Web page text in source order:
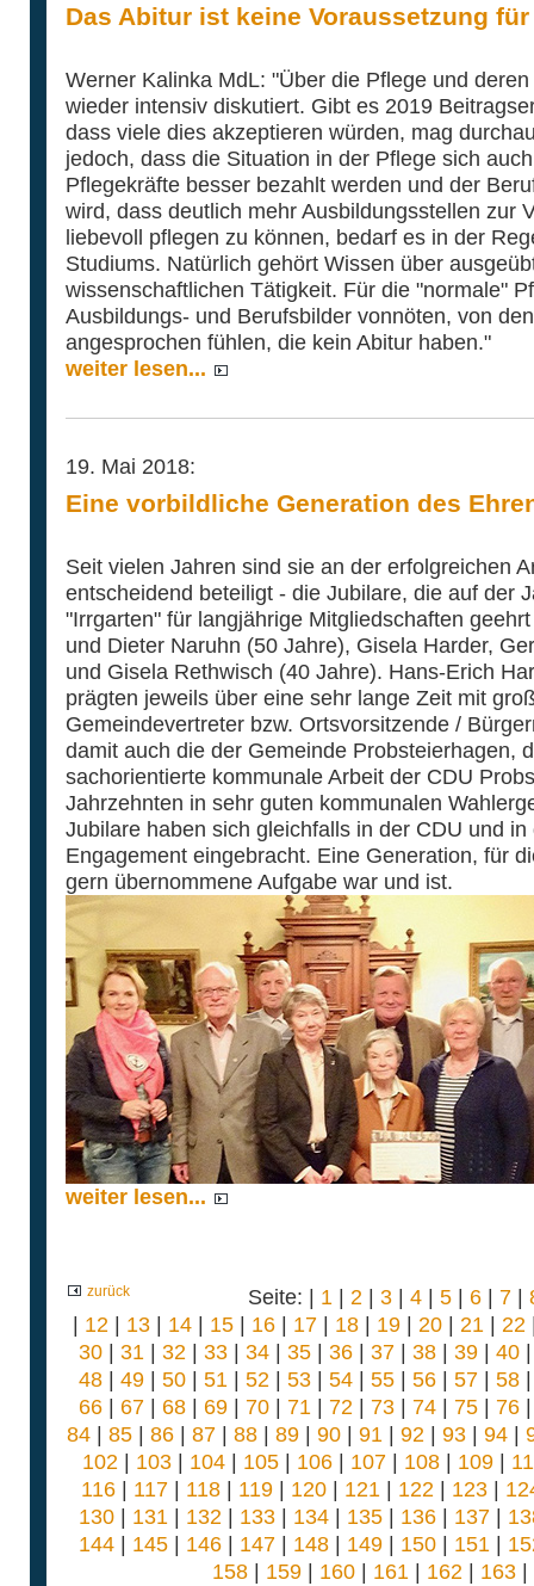
Das Abitur ist keine Voraussetzung
Werner Kalinka MdL: "Über die Pflege und
wieder intensiv diskutiert. Gibt es 2019
dass viele dies akzeptieren würden, mag
jedoch, dass die Situation in der Pflege sich
Pflegekräfte besser bezahlt werden und der
wird, dass deutlich mehr Ausbildungsstellen zur
liebevoll pflegen zu können, bedarf es in der
Studiums. Natürlich gehört Wissen über
wissenschaftlichen Tätigkeit. Für die "normale"
Ausbildungs- und Berufsbilder vonnöten, von
angesprochen fühlen, die kein Abitur haben."
weiter lesen...
19. Mai 2018:
Eine vorbildliche Generation des
Seit vielen Jahren sind sie an der erfolgreichen
entscheidend beteiligt - die Jubilare, die auf der
"Irrgarten" für langjährige Mitgliedschaften
und Dieter Naruhn (50 Jahre), Gisela Harder,
und Gisela Rethwisch (40 Jahre). Hans-Erich
prägten jeweils über eine sehr lange Zeit mit
Gemeindevertreter bzw. Ortsvorsitzende /
damit auch die der Gemeinde Probsteierhagen,
sachorientierte kommunale Arbeit der CDU
Jahrzehnten in sehr guten kommunalen
Jubilare haben sich gleichfalls in der CDU und
Engagement eingebracht. Eine Generation, für
gern übernommene Aufgabe war und ist.
weiter lesen...
zurück Seite: | 1 | 2 | 3 | 4 | 5 | 6 | 7 |
| 12 | 13| 14| 15| 16| 17| 18| 19| 20| 21 | 22
30| 31 | 32 | 33| 34| 35| 36| 37| 38| 39| 40
48| 49| 50| 51 | 52 | 53| 54| 55| 56| 57| 58
66| 67| 68| 69| 70| 71 | 72 | 73| 74| 75| 76
84| 85| 86| 87| 88| 89| 90| 91 | 92 | 93| 94|
102 | 103 | 104 | 105 | 106 | 107 | 108 | 109 |
116| 117| 118| 119| 120| 121 | 122 | 123|
130| 131 | 132 | 133| 134| 135| 136| 137|
144| 145| 146| 147| 148| 149| 150| 151 |
158 | 159 | 160 | 161 | 162 | 163 |